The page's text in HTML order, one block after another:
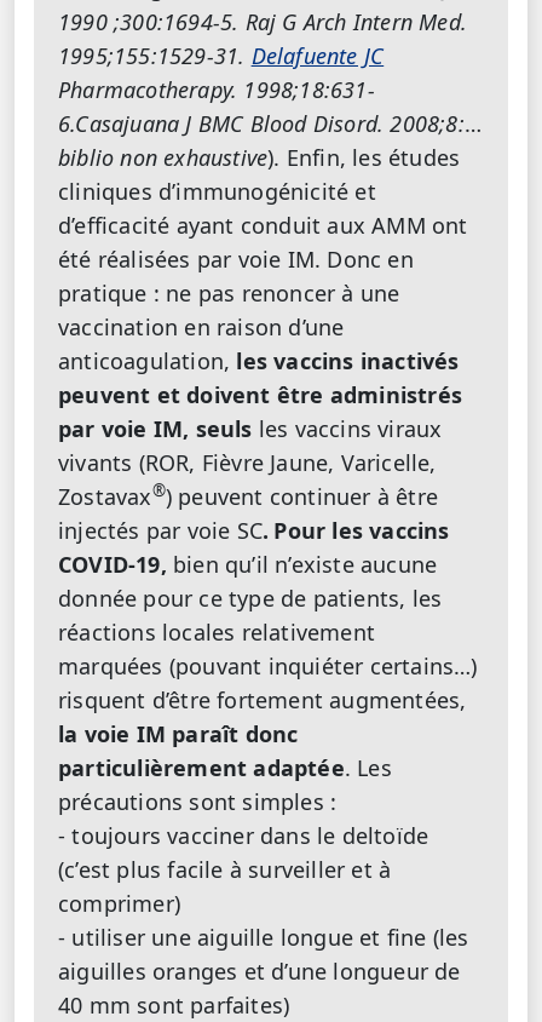
1990 ;300:1694-5. Raj G Arch Intern Med.
1995;155:1529-31. Delafuente JC
Pharmacotherapy. 1998;18:631-
6.Casajuana J BMC Blood Disord. 2008;8:…
biblio non exhaustive). Enfin, les études
cliniques d’immunogénicité et
d’efficacité ayant conduit aux AMM ont
été réalisées par voie IM. Donc en
pratique : ne pas renoncer à une
vaccination en raison d’une
anticoagulation, les vaccins inactivés
peuvent et doivent être administrés
par voie IM, seuls les vaccins viraux
vivants (ROR, Fièvre Jaune, Varicelle,
Zostavax®) peuvent continuer à être
injectés par voie SC. Pour les vaccins
COVID-19, bien qu’il n’existe aucune
donnée pour ce type de patients, les
réactions locales relativement
marquées (pouvant inquiéter certains…)
risquent d’être fortement augmentées,
la voie IM paraît donc
particulièrement adaptée. Les
précautions sont simples :
- toujours vacciner dans le deltoïde
(c’est plus facile à surveiller et à
comprimer)
- utiliser une aiguille longue et fine (les
aiguilles oranges et d’une longueur de
40 mm sont parfaites)